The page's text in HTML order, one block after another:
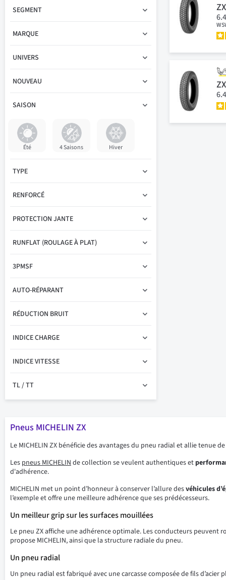
ZX
SEGMENT
MARQUE
UNIVERS
NOUVEAU
SAISON
Été 4 Saisons Hiver
TYPE
RENFORCÉ
PROTECTION JANTE
RUNFLAT (ROULAGE À PLAT)
3PMSF
AUTO-RÉPARANT
RÉDUCTION BRUIT
INDICE CHARGE
INDICE VITESSE
TL / TT
Pneus MICHELIN ZX
Le MICHELIN ZX bénéficie des avantages du pneu radial et allie
Les pneus MICHELINde collection se veulent authentiques et
d'adhérence.
MICHELIN met un point d’honneur à conserver l’allure desvéhicules
l’exemple et offre une meilleure adhérence que ses prédécesseurs.
Un meilleur grip sur les surfaces mouillées
Le pneu ZX affiche une adhérence optimale. Les conducteurs
propose MICHELIN, ainsi que la structure radiale du pneu.
Un pneu radial
Un pneu radial est fabriqué avec une carcasse composée de fils